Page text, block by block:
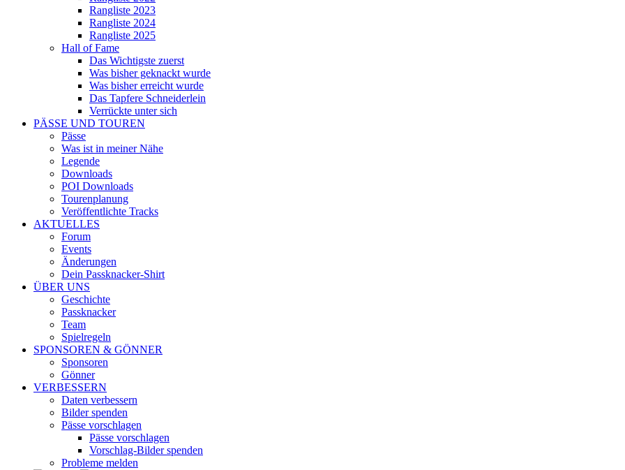
Rangliste 2023
Rangliste 2024
Rangliste 2025
Hall of Fame
Das Wichtigste zuerst
Was bisher geknackt wurde
Was bisher erreicht wurde
Das Tapfere Schneiderlein
Verrückte unter sich
PÄSSE UND TOUREN
Pässe
Was ist in meiner Nähe
Legende
Downloads
POI Downloads
Tourenplanung
Veröffentlichte Tracks
AKTUELLES
Forum
Events
Änderungen
Dein Passknacker-Shirt
ÜBER UNS
Geschichte
Passknacker
Team
Spielregeln
SPONSOREN & GÖNNER
Sponsoren
Gönner
VERBESSERN
Daten verbessern
Bilder spenden
Pässe vorschlagen
Pässe vorschlagen
Vorschlag-Bilder spenden
Probleme melden